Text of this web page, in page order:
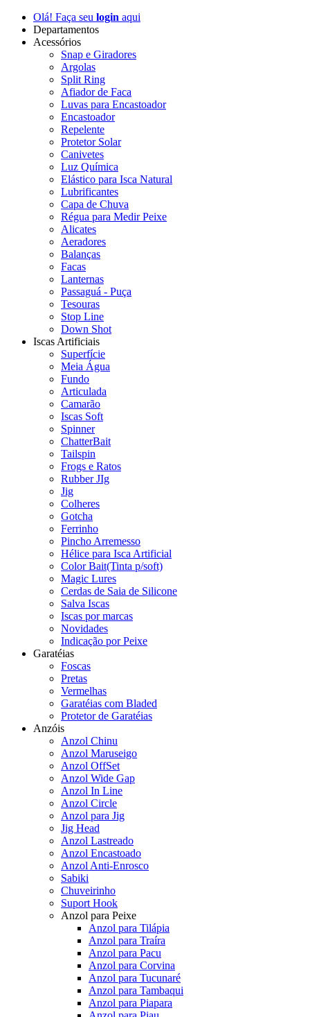
Olá! Faça seu login aqui
Departamentos
Acessórios
Snap e Giradores
Argolas
Split Ring
Afiador de Faca
Luvas para Encastoador
Encastoador
Repelente
Protetor Solar
Canivetes
Luz Química
Elástico para Isca Natural
Lubrificantes
Capa de Chuva
Régua para Medir Peixe
Alicates
Aeradores
Balanças
Facas
Lanternas
Passaguá - Puça
Tesouras
Stop Line
Down Shot
Iscas Artificiais
Superfície
Meia Água
Fundo
Articulada
Camarão
Iscas Soft
Spinner
ChatterBait
Tailspin
Frogs e Ratos
Rubber JIg
Jig
Colheres
Gotcha
Ferrinho
Pincho Arremesso
Hélice para Isca Artificial
Color Bait(Tinta p/soft)
Magic Lures
Cerdas de Saia de Silicone
Salva Iscas
Iscas por marcas
Novidades
Indicação por Peixe
Garatéias
Foscas
Pretas
Vermelhas
Garatéias com Bladed
Protetor de Garatéias
Anzóis
Anzol Chinu
Anzol Maruseigo
Anzol OffSet
Anzol Wide Gap
Anzol In Line
Anzol Circle
Anzol para Jig
Jig Head
Anzol Lastreado
Anzol Encastoado
Anzol Anti-Enrosco
Sabiki
Chuveirinho
Suport Hook
Anzol para Peixe
Anzol para Tilápia
Anzol para Traíra
Anzol para Pacu
Anzol para Corvina
Anzol para Tucunaré
Anzol para Tambaqui
Anzol para Piapara